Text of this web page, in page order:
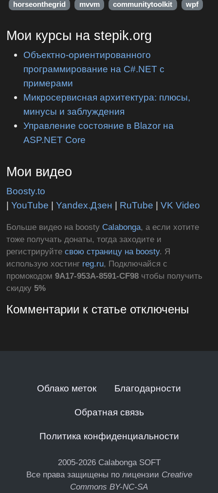
horseonthegrid mvvm communitytoolkit wpf
Мои курсы на stepik.org
Объектно-ориентированного
программирование на C#.NET с
примерами
Микросервисная архитектура: плюсы,
минусы и заблуждения
Управление состояние в Blazor на
ASP.NET Core
Мои видео
Boosty.to
|YouTube |Yandex.Дзен | RuTube |VK Video
Больше видео на boosty Calabonga, а если хотите
тоже получать донаты, тогда заходите и
регистрируйтесвою страницу на boosty. Я
использую хостинг reg.ru, Подключайся с
промокодом9A17-953A-8591-CF98 чтобы получить
скидку5%
Комментарии к статье отключены
Облако меток Благодарности
Обратная связь
Политика конфиденциальности
2005-2026 Calabonga SOFT
Все права защищены по лицензии Creative
Commons BY-NC-SA